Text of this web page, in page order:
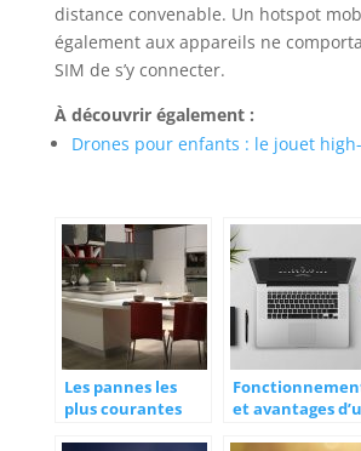
distance convenable. Un hotspot
également aux appareils ne
SIM de s’y connecter.
À découvrir également :
Drones pour enfants : le jouet
Les pannes les
plus courantes
et avantages